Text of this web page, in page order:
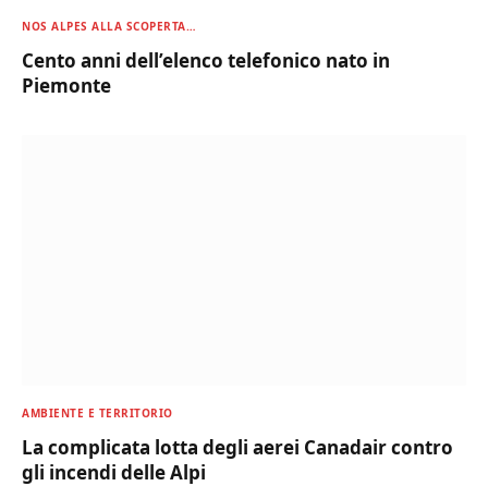
NOS ALPES ALLA SCOPERTA…
Cento anni dell’elenco telefonico nato in
Piemonte
AMBIENTE E TERRITORIO
La complicata lotta degli aerei Canadair contro
gli incendi delle Alpi